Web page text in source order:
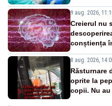
9 aug. 2026,
Creierul nu
conștiența
8 aug. 2026,
Răsturnare
oprite la
copii. Nu